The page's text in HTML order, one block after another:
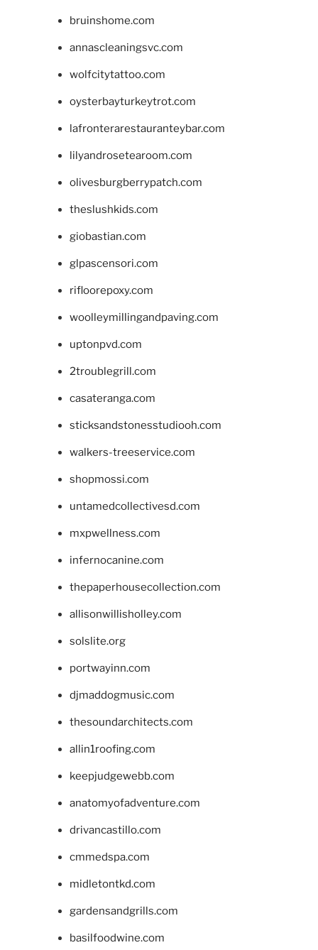
bruinshome.com
annascleaningsvc.com
wolfcitytattoo.com
oysterbayturkeytrot.com
lafronterarestauranteybar.com
lilyandrosetearoom.com
olivesburgberrypatch.com
theslushkids.com
giobastian.com
glpascensori.com
rifloorepoxy.com
woolleymillingandpaving.com
uptonpvd.com
2troublegrill.com
casateranga.com
sticksandstonesstudiooh.com
walkers-treeservice.com
shopmossi.com
untamedcollectivesd.com
mxpwellness.com
infernocanine.com
thepaperhousecollection.com
allisonwillisholley.com
solslite.org
portwayinn.com
djmaddogmusic.com
thesoundarchitects.com
allin1roofing.com
keepjudgewebb.com
anatomyofadventure.com
drivancastillo.com
cmmedspa.com
midletontkd.com
gardensandgrills.com
basilfoodwine.com